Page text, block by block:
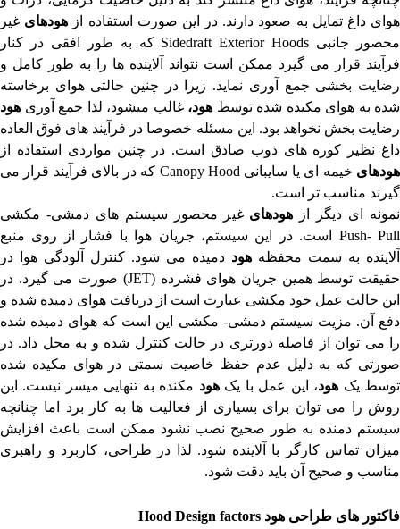
هوای داغ تمایل به صعود دارند. در این صورت استفاده از هودهای غیر
محصور جانبی Sidedraft Exterior Hoods که به طور افقی در کنار
فرآیند قرار می گیرد ممکن است نتواند آلاینده ها را به طور کامل و
رضایت بخشی جمع آوری نماید. زیرا در چنین حالتی هوای برخاسته
شده به هوای مکیده شده توسط هود،غالب میشود، لذا جمع آوری هود
رضایت بخش نخواهد بود. این مسئله خصوصا در فرآیند های فوق العاده
داغ نظیر کوره های ذوب صادق است. در چنین مواردی استفاده از
هودهای خیمه ای یا سایبانی Canopy Hood که در بالای فرآیند قرار می
گیرند مناسب تر است.
نمونه ای دیگر از هودهای غیر محصور سیستم های دمشی- مکشی
Push- Pull است. در این سیستم، جریان هوا با فشار از روی منبع
آلاینده به سمت محفظه هود دمیده می شود. کنترل آلودگی هوا در
حقیقت توسط همین جریان هوای فشرده (JET) صورت می گیرد. در
این حالت عمل خود مکشی عبارت است از دریافت هوای دمیده شده و
دفع آن. مزیت سیستم دمشی- مکشی این است که هوای دمیده شده
را می توان از فاصله دورتری در حالت کنترل شده و به محل داد. در
صورتی که به دلیل عدم حفظ خاصیت سمتی در هوای مکیده شده
توسط یک هود، این عمل با یکهود مکنده به تنهایی میسر نیست. این
روش را می توان برای بسیاری از فعالیت ها به کار برد اما چنانچه
سیستم دمنده به طور صحیح نصب نشود ممکن است باعث افزایش
میزان تماس کارگر با آلاینده شود. لذا در طراحی، کاربرد و راهبری
مناسب و صحیح آن باید دقت شود.
فاکتور های طراحی هود Hood Design factors